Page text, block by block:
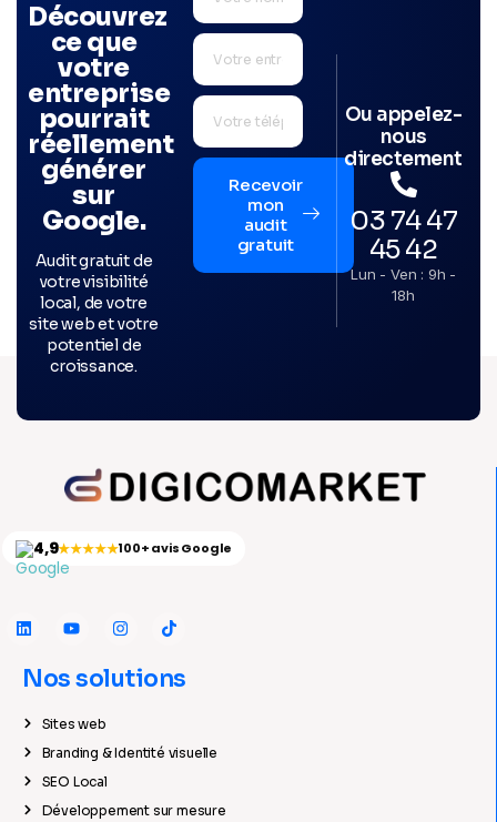
Découvrez
ce que
votre
entreprise
pourrait
réellement
générer
sur
Google.
Audit gratuit de
votre visibilité
local, de votre
site web et votre
potentiel de
croissance.
Recevoir
mon
audit
gratuit
Ou appelez-
nous
directement
03 74 47
45 42
Lun - Ven : 9h -
18h
4,9★★★★★100+ avis Google
Nos solutions
Sites web
Branding & Identité visuelle
SEO Local
Développement sur mesure